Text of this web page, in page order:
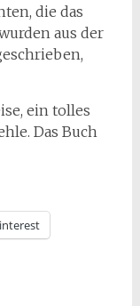
die das
aus der
ein tolles
Das Buch